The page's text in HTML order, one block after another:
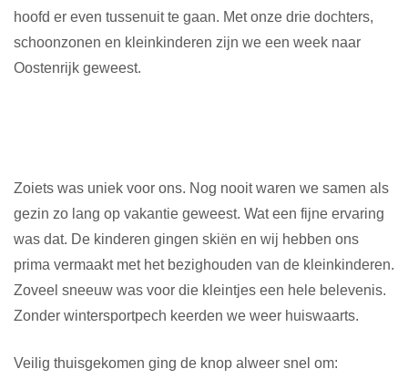
hoofd er even tussenuit te gaan. Met onze drie dochters,
schoonzonen en kleinkinderen zijn we een week naar
Oostenrijk geweest.
Zoiets was uniek voor ons. Nog nooit waren we samen als
gezin zo lang op vakantie geweest. Wat een fijne ervaring
was dat. De kinderen gingen skiën en wij hebben ons
prima vermaakt met het bezighouden van de kleinkinderen.
Zoveel sneeuw was voor die kleintjes een hele belevenis.
Zonder wintersportpech keerden we weer huiswaarts.
Veilig thuisgekomen ging de knop alweer snel om: